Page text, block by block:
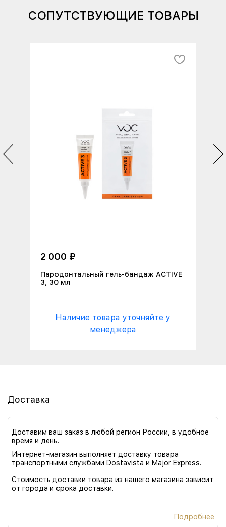
СОПУТСТВУЮЩИЕ ТОВАРЫ
2 000 ₽
Пародонтальный гель-бандаж ACTIVE
3, 30 мл
Наличие товара уточняйте у
менеджера
Доставка
Доставим ваш заказ в любой регион России, в удобное
время и день.
Интернет-магазин выполняет доставку товара
транспортными службами Dostavista и Major Express.
Стоимость доставки товара из нашего магазина зависит
от города и срока доставки.
Подробнее